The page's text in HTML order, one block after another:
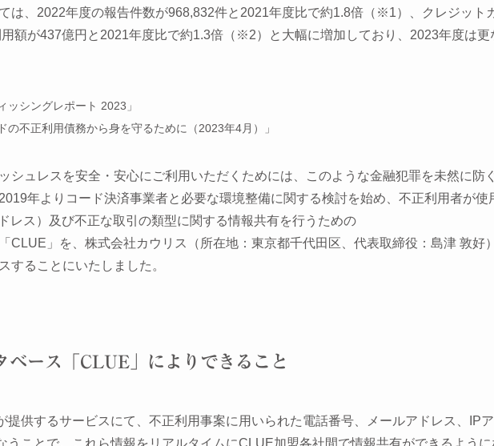
は、2022年度の報告件数が968,832件と2021年度比で約1.8倍（※1）、クレジット
額が437億円と2021年度比で約1.3倍（※2）と大幅に増加しており、2023年度は更
シングレポート 2023」
不正利用債務から身を守るために（2023年4月）」
シュレスを安全・安心にご利用いただくためには、このような金融犯罪を未然に防
年よりコード決済事業者と必要な環境整備に関する検討を始め、不正利用者が使
レス）及び不正な取引の類型に関する情報共有を行うための
CLUE」を、株式会社カウリス（所在地：東京都千代田区、代表取締役：島津 敦好
することにいたしました。
ベース「CLUE」によりできること
供するサービスにて、不正利用事案に用いられた電話番号、メールアドレス、IP
ことで、これら情報をリアルタイムにCLUE加盟各社間で情報共有ができるように